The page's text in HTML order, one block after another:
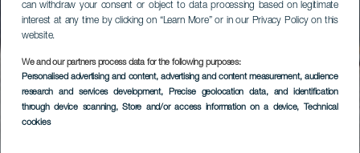
can withdraw your consent or object to data processing based on legitimate
interest at any time by clicking on “Learn More” or in our Privacy Policy on this
website.
We and our partners process data for the following purposes:
Personalised advertising and content, advertising and content measurement, audience
research and services development, Precise geolocation data, and identification
through device scanning, Store and/or access information on a device, Technical
cookies